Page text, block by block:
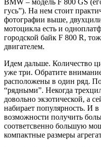
BMW – модель F 800 GS
гусь”). На нем стоит
фотографии выше,
мотоцикла есть и
городской байк F 800 R,
двигателем.
Идем дальше. Количество
уже три. Обратите
расположены в один ряд.
“рядными”. Некогда
довольно экзотической, а
набирает популярность. И
возможности получить
соответсвенно большую
компактные размеры